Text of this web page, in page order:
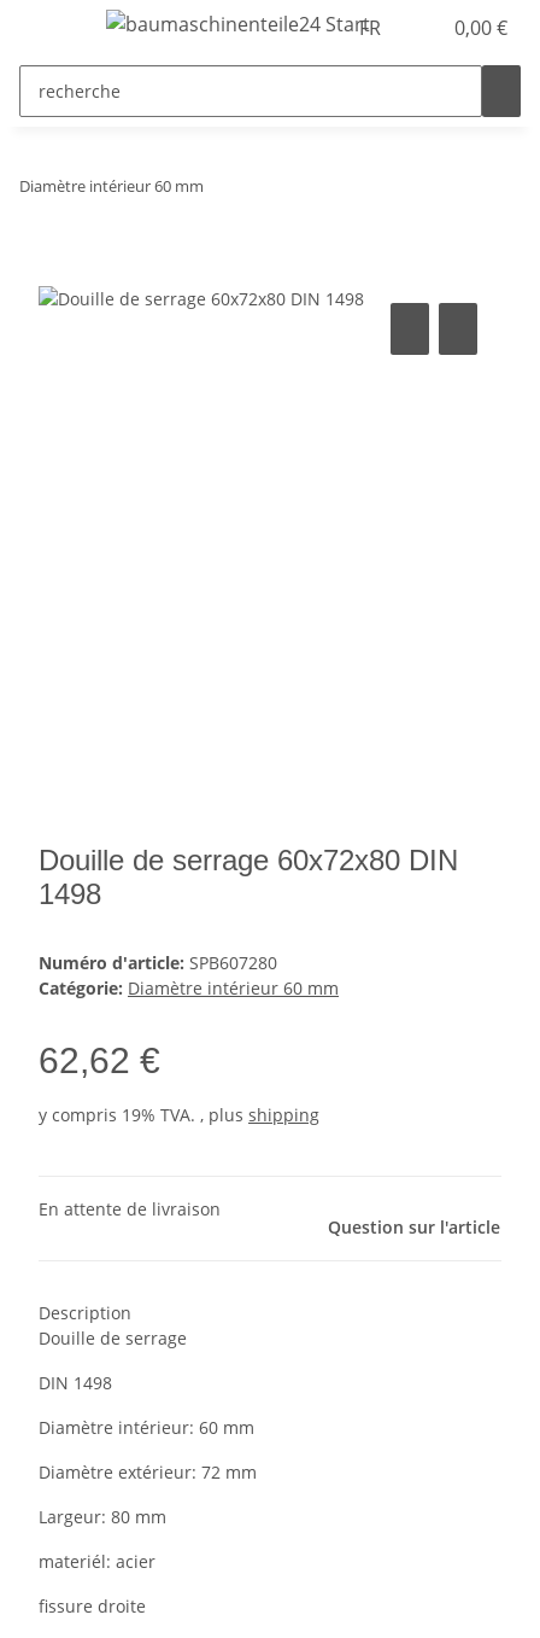
FR 0,00 €
Diamètre intérieur 60 mm
Douille de serrage 60x72x80 DIN
1498
Numéro d'article: SPB607280
Catégorie: Diamètre intérieur 60 mm
62,62 €
y compris 19% TVA. , plus shipping
En attente de livraison
Question sur l'article
Description
Douille de serrage
DIN 1498
Diamètre intérieur: 60 mm
Diamètre extérieur: 72 mm
Largeur: 80 mm
materiél: acier
fissure droite